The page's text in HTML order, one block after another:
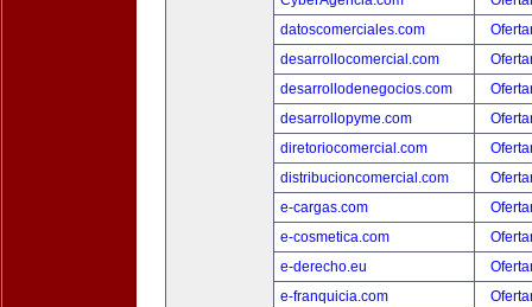
datoscomerciales.com
desarrollocomercial.com
desarrollodenegocios.com
desarrollopyme.com
diretoriocomercial.com
distribucioncomercial.com
e-cargas.com
e-cosmetica.com
e-derecho.eu
e-franquicia.com